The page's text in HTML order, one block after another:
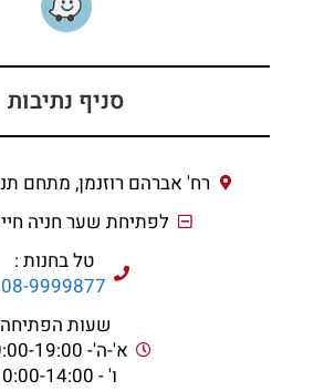
סניף נתיבות
רח' אברהם רוזנמן, מתחם
לפתיחת שער חניה
טל בחנות :
08-9999877
שעות
א'-ה'- 10:00-19:00
ו' - 10:00-14:00